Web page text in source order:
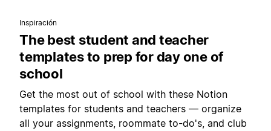
Inspiración
The best student and teacher
templates to prep for day one of
school
Get the most out of school with these Notion
templates for students and teachers — organize
all your assignments, roommate to-do's, and club